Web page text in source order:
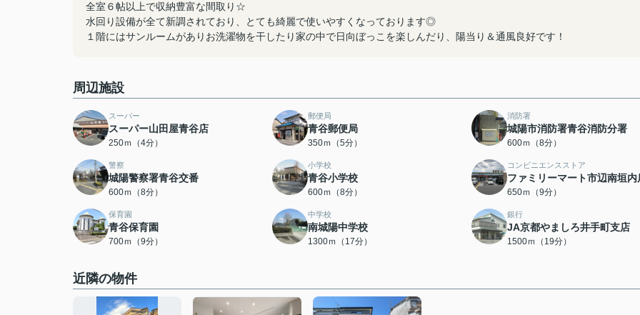
全室６帖以上で収納豊富な間取り☆
水回り設備が全て新調されており、とても綺麗で使いやすくなっております◎
１階にはサンルームがありお洗濯物を干したり家の中で日向ぼっこを楽しんだり、陽当り＆通風良好です！
周辺施設
スーパー
スーパー山田屋青谷店
250ｍ（4分）
郵便局
青谷郵便局
350ｍ（5分）
消防署
城陽市消防署青谷消防分署
600ｍ（8分）
警察
城陽警察署青谷交番
600ｍ（8分）
小学校
青谷小学校
600ｍ（8分）
コンビニエンスストア
ファミリーマート市辺南垣内
650ｍ（9分）
保育園
青谷保育園
700ｍ（9分）
中学校
南城陽中学校
1300ｍ（17分）
銀行
JA京都やましろ井手町支店
1500ｍ（19分）
近隣の物件